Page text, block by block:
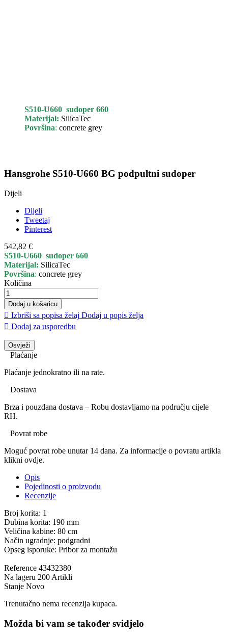
S510-U660 sudoper 660
Materijal: SilicaTec
Površina: concrete grey
Hansgrohe S510-U660 BG podpultni sudoper
Dijeli
Dijeli
Tweetaj
Pinterest
542,82 €
S510-U660 sudoper 660
Materijal: SilicaTec
Površina: concrete grey
Količina
Dodaj u košaricu
 Izbriši sa popisa želaj Dodaj u popis želja
 Dodaj za usporedbu
Plaćanje
Plaćanje jednokratno ili na rate.
Dostava
Brza i pouzdana dostava – Robu dostavljamo na području cijele
RH.
Povrat robe
Moguć povrat robe unutar 14 dana. Za informacije o povratu artikla
klikni ovdje.
Opis
Pojedinosti o proizvodu
Recenzije
Broj korita: 1
Dubina korita: 190 mm
Veličina kabine: 80 cm
Način ugradnje: podgradni
Opseg isporuke: Pribor za montažu
Reference 43432380
Na lageru 200 Artikli
Stanje Novo
Trenutačno nema recenzija kupaca.
Možda bi vam se također svidjelo